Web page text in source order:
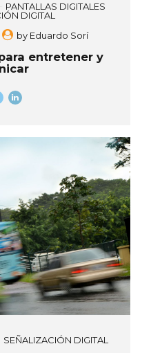
PANTALLAS DIGITALES
DIGITAL
by Eduardo Sorí
entretener y
SEÑALIZACIÓN DIGITAL